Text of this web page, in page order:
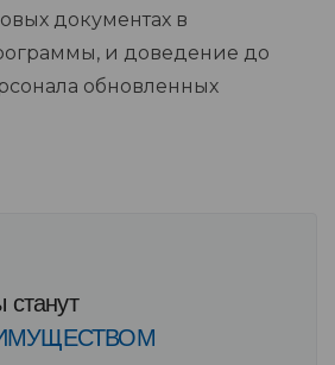
документах в
и доведение до
обновленных